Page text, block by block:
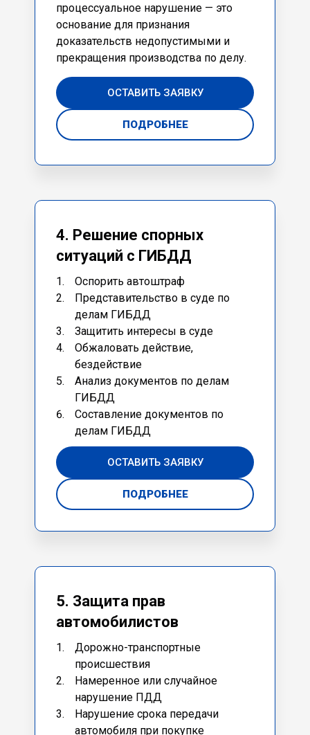
процессуальное нарушение — это
основание для признания
доказательств недопустимыми и
прекращения производства по делу.
ОСТАВИТЬ ЗАЯВКУ
ПОДРОБНЕЕ
4. Решение спорных
ситуаций с ГИБДД
Оспорить автоштраф
Представительство в суде по
делам ГИБДД
Защитить интересы в суде
Обжаловать действие,
бездействие
Анализ документов по делам
ГИБДД
Составление документов по
делам ГИБДД
ОСТАВИТЬ ЗАЯВКУ
ПОДРОБНЕЕ
5. Защита прав
автомобилистов
Дорожно-транспортные
происшествия
Намеренное или случайное
нарушение ПДД
Нарушение срока передачи
автомобиля при покупке